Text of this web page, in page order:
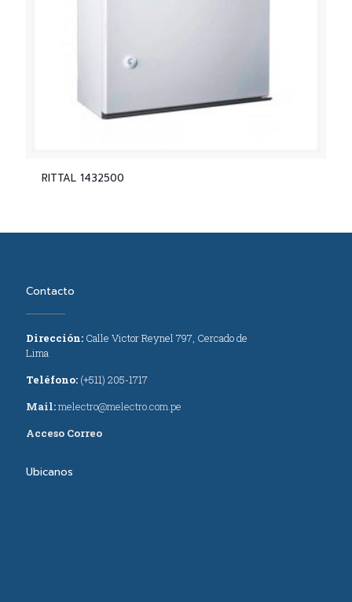
RITTAL 1432500
Contacto
Dirección: Calle Victor Reynel 797, Cercado de
Lima
Teléfono: (+511) 205-1717
Mail:melectro@melectro.com.pe
Acceso Correo
Ubicanos